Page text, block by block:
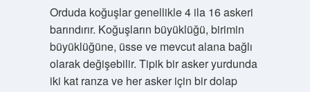
Orduda koğuşlar genellikle 4 ila 16 askeri
barındırır. Koğuşların büyüklüğü, birimin
büyüklüğüne, üsse ve mevcut alana bağlı
olarak değişebilir. Tipik bir asker yurdunda
iki kat ranza ve her asker için bir dolap